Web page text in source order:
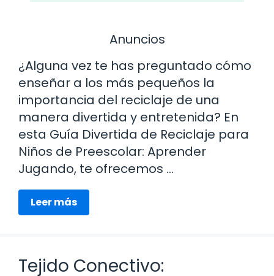
Anuncios
¿Alguna vez te has preguntado cómo
enseñar a los más pequeños la
importancia del reciclaje de una
manera divertida y entretenida? En
esta Guía Divertida de Reciclaje para
Niños de Preescolar: Aprender
Jugando, te ofrecemos …
Leer más
Tejido Conectivo: